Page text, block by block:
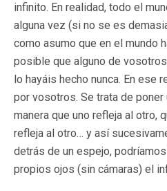
infinito. En realidad, todo el
alguna vez (si no se es
como asumo que en el mundo
posible que alguno de
lo hayáis hecho nunca. En ese
por vosotros. Se trata de
manera que uno refleja al otro,
refleja al otro… y así
detrás de un espejo,
propios ojos (sin cámaras) el